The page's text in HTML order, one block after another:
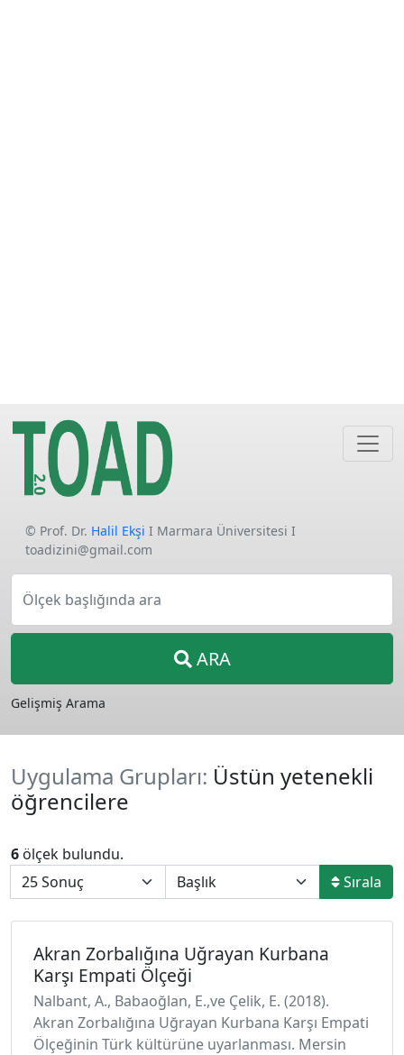
© Prof. Dr. Halil Ekşi I Marmara Üniversitesi I
toadizini@gmail.com
Ölçek başlığında ara
ARA
Gelişmiş Arama
Uygulama Grupları: Üstün yetenekli
öğrencilere
6 ölçek bulundu.
Sırala
Akran Zorbalığına Uğrayan Kurbana
Karşı Empati Ölçeği
Nalbant, A., Babaoğlan, E.,ve Çelik, E. (2018).
Akran Zorbalığına Uğrayan Kurbana Karşı Empati
Ölçeğinin Türk kültürüne uyarlanması. Mersin